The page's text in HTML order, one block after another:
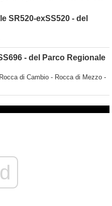
SR520-exSS520 - del
- del Parco Regionale
di Cambio - Rocca di Mezzo -